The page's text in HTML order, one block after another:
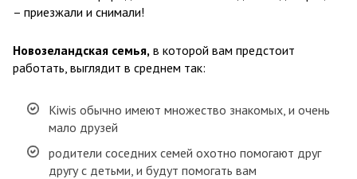
– приезжали и снимали!
Новозеландская семья, в которой вам предстоит
работать, выглядит в среднем так:
Kiwis обычно имеют множество знакомых, и очень
мало друзей
родители соседних семей охотно помогают друг
другу с детьми, и будут помогать вам